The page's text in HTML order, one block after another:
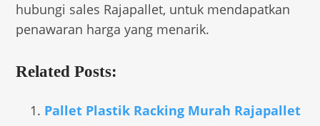
hubungi sales Rajapallet, untuk mendapatkan
penawaran harga yang menarik.
Related Posts:
Pallet Plastik Racking Murah Rajapallet